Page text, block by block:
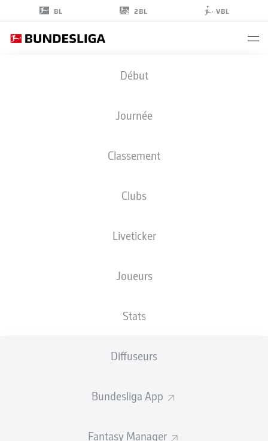
BL 2BL VBL
Début
Journée
Classement
Clubs
Liveticker
Joueurs
Stats
Diffuseurs
Bundesliga App
Fantasy Manager